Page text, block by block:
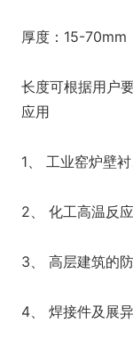
厚度：15-
长度可根据用户要
应用
1、 工业窑炉壁
2、 化工高温反
3、 高层建筑的防
4、 焊接件及展